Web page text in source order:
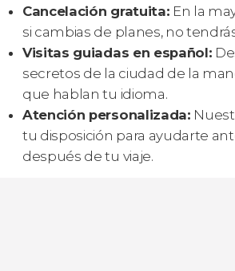
Cancelación gratuita: En la
si cambias de planes, no
Visitas guiadas en español:
secretos de la ciudad de la
que hablan tu idioma.
Atención personalizada:
tu disposición para ayudarte
después de tu viaje.